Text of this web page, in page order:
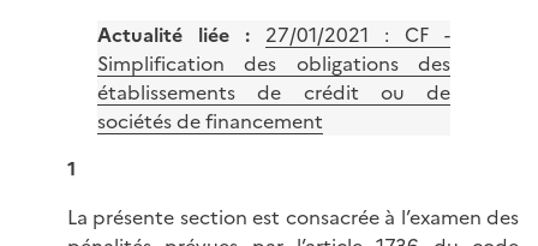
Actualité liée : 27/01/2021 : CF -
Simplification des obligations des
établissements de crédit ou de
sociétés de financement
1
La présente section est consacrée à l’examen des